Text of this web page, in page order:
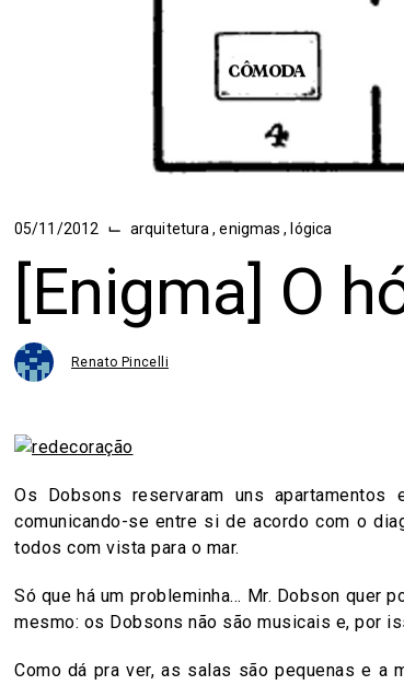
05/11/2012 ⌙ arquitetura,enigmas, lógica
[Enigma] O
Renato Pincelli
Os Dobsons reservaram uns
comunicando-se entre si de acordo com o
todos com vista para o mar.
Só que há um probleminha… Mr. Dobson quer
mesmo: os Dobsons não são musicais e, por
Como dá pra ver, as salas são pequenas e a